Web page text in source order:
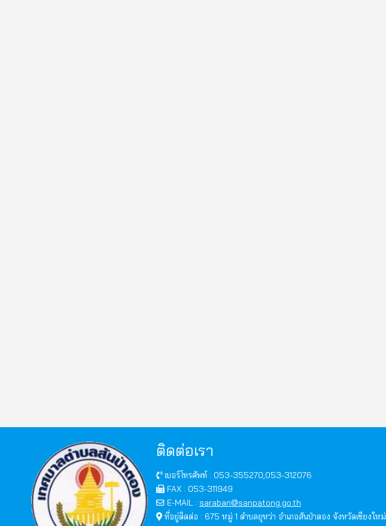
ติดต่อเรา
เบอร์โทรศัพท์ : 053-355270,053-312076
FAX : 053-311949
E-MAIL : saraban@sanpatong.go.th
ที่อยู่ติดต่อ : 675 หมู่ 1 ตำบลยุหว่า อำเภอสันป่าตอง จังหวัดเชียงใหม่